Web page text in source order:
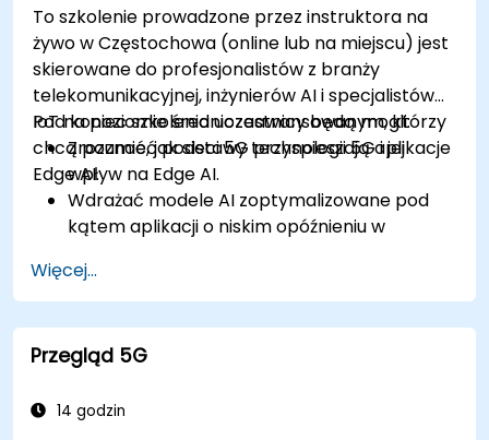
To szkolenie prowadzone przez instruktora na
żywo w Częstochowa (online lub na miejscu) jest
skierowane do profesjonalistów z branży
telekomunikacyjnej, inżynierów AI i specjalistów
IoT na poziomie średniozaawansowanym, którzy
chcą poznać, jak sieci 5G przyspieszają aplikacje
Edge AI.
Pod koniec szkolenia uczestnicy będą mogli:
Zrozumieć podstawy technologii 5G i jej
wpływ na Edge AI.
Wdrażać modele AI zoptymalizowane pod
kątem aplikacji o niskim opóźnieniu w
Wdrażać systemy podejmowania decyzji w
czasie rzeczywistym z wykorzystaniem Edge
AI i łączności 5G.
Optymalizować obciążenia AI dla wydajnej
Więcej...
Przegląd 5G
14 godzin